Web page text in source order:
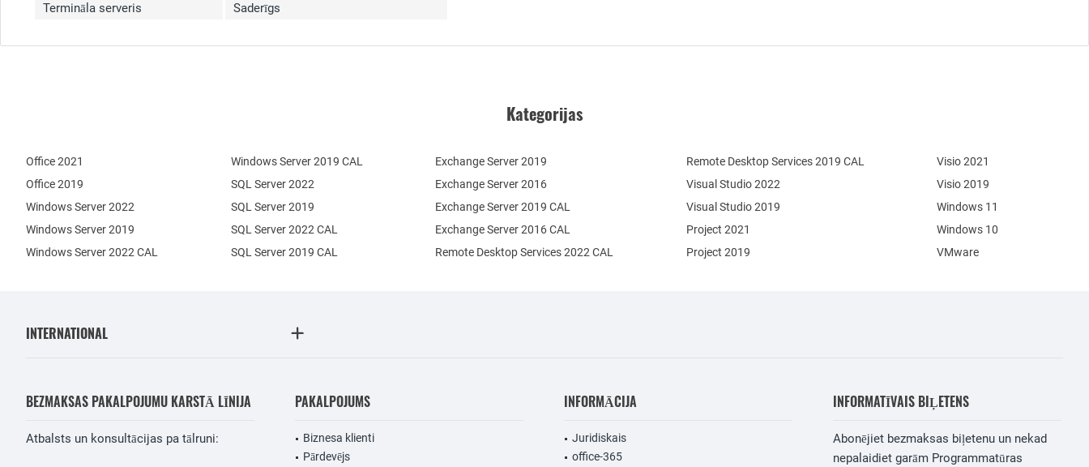
Termināla serveris
Saderīgs
Kategorijas
Office 2021
Office 2019
Windows Server 2022
Windows Server 2019
Exchange Server 2019
Exchange Server 2016
SQL Server 2022
SQL Server 2019
Windows Server 2022 CAL
Windows Server 2019 CAL
SQL Server 2022 CAL
SQL Server 2019 CAL
Remote Desktop Services 2022 CAL
Remote Desktop Services 2019 CAL
Exchange Server 2019 CAL
Exchange Server 2016 CAL
Visual Studio 2022
Visual Studio 2019
Project 2021
Project 2019
Visio 2021
Visio 2019
Windows 11
Windows 10
VMware
INTERNATIONAL
BEZMAKSAS PAKALPOJUMU KARSTĀ LĪNIJA
Atbalsts un konsultācijas pa tālruni:
PAKALPOJUMS
Biznesa klienti
Pārdevējs
INFORMĀCIJA
Juridiskais
office-365
INFORMATĪVAIS BIĻETENS
Abonējiet bezmaksas biļetenu un nekad
nepalaidiet garām Programmatūras